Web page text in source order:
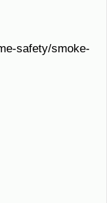
safety/smoke-